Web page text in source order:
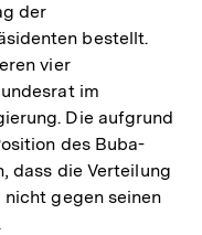
der
bestellt.
vier
im
Die aufgrund
des Buba-
dass die Verteilung
gegen seinen